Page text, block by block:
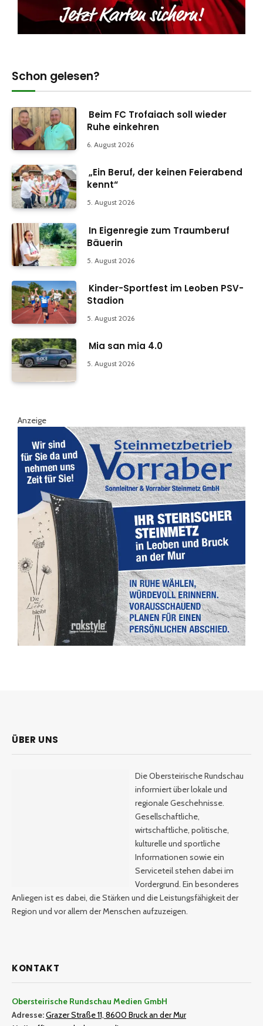
Schon gelesen?
Beim FC Trofaiach soll wieder
Ruhe einkehren
6. August 2026
„Ein Beruf, der keinen Feierabend
kennt“
5. August 2026
In Eigenregie zum Traumberuf
Bäuerin
5. August 2026
Kinder-Sportfest im Leoben PSV-
Stadion
5. August 2026
Mia san mia 4.0
5. August 2026
Anzeige
ÜBER UNS
Die Obersteirische Rundschau
informiert über lokale und
regionale Geschehnisse.
Gesellschaftliche,
wirtschaftliche, politische,
kulturelle und sportliche
Informationen sowie ein
Serviceteil stehen dabei im
Vordergrund. Ein besonderes
Anliegen ist es dabei, die Stärken und die Leistungsfähigkeit der
Region und vor allem der Menschen aufzuzeigen.
KONTAKT
Obersteirische Rundschau Medien GmbH
Adresse:Grazer Straße 11, 8600 Bruck an der Mur